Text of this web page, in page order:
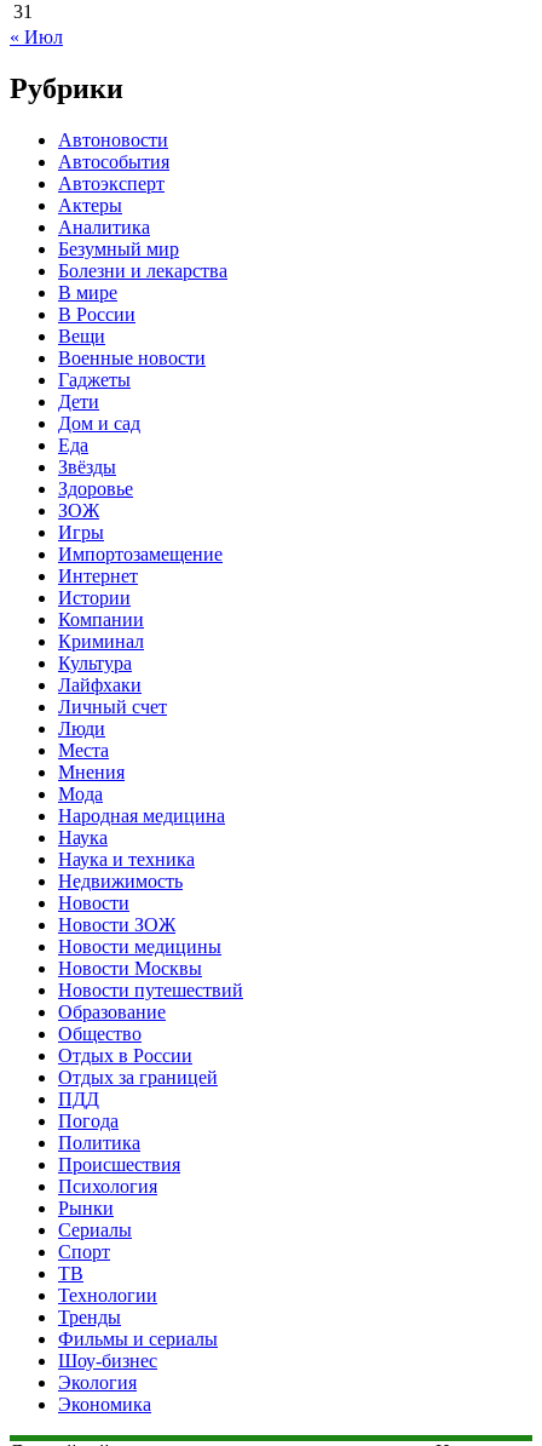
31
« Июл
Рубрики
Автоновости
Автособытия
Автоэксперт
Актеры
Аналитика
Безумный мир
Болезни и лекарства
В мире
В России
Вещи
Военные новости
Гаджеты
Дети
Дом и сад
Еда
Звёзды
Здоровье
ЗОЖ
Игры
Импортозамещение
Интернет
Истории
Компании
Криминал
Культура
Лайфхаки
Личный счет
Люди
Места
Мнения
Мода
Народная медицина
Наука
Наука и техника
Недвижимость
Новости
Новости ЗОЖ
Новости медицины
Новости Москвы
Новости путешествий
Образование
Общество
Отдых в России
Отдых за границей
ПДД
Погода
Политика
Происшествия
Психология
Рынки
Сериалы
Спорт
ТВ
Технологии
Тренды
Фильмы и сериалы
Шоу-бизнес
Экология
Экономика